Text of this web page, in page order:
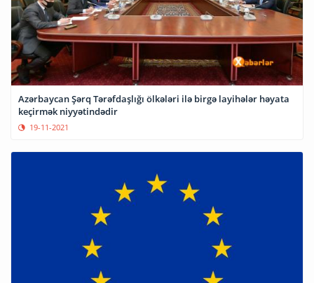
Azərbaycan Şərq Tərəfdaşlığı ölkələri ilə birgə layihələr həyata
keçirmək niyyətindədir
19-11-2021